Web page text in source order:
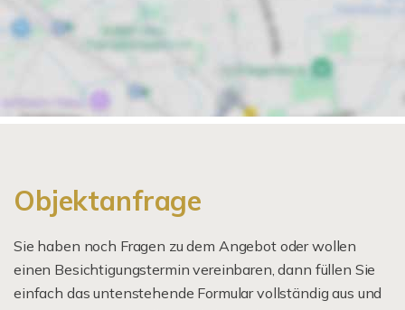
Objektanfrage
Sie haben noch Fragen zu dem Angebot oder wollen
einen Besichtigungstermin vereinbaren, dann füllen Sie
einfach das untenstehende Formular vollständig aus und